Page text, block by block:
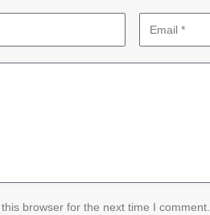
browser for the next time I comment.